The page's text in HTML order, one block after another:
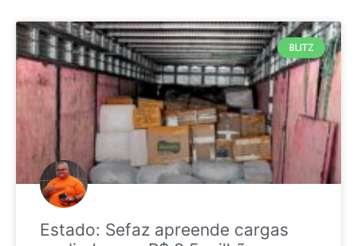
BLITZ
Estado: Sefaz apreende cargas